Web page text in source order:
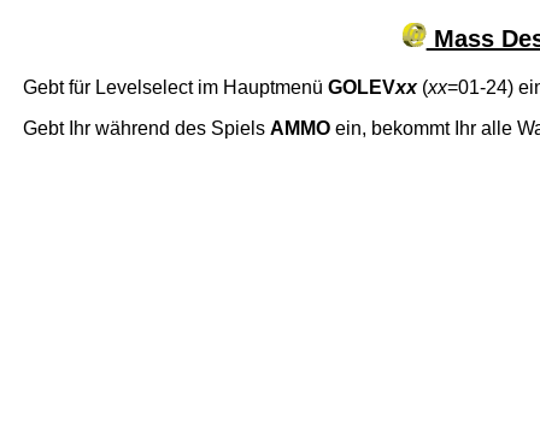
Mass
Gebt für Levelselect im Hauptmenü GOLEVxx(xx=01-24)
Gebt Ihr während des Spiels AMMOein, bekommt Ihr alle